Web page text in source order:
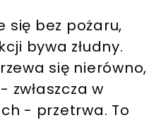
się bez pożaru,
bywa złudny.
się nierówno,
zwłaszcza w
- przetrwa. To